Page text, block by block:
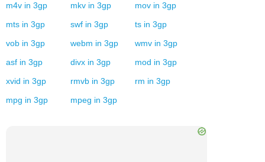
m4v in 3gp mkv in 3gp mov in 3gp
mts in 3gp swf in 3gp ts in 3gp
vob in 3gp webm in 3gp wmv in 3gp
asf in 3gp divx in 3gp mod in 3gp
xvid in 3gp rmvb in 3gp rm in 3gp
mpg in 3gp mpeg in 3gp